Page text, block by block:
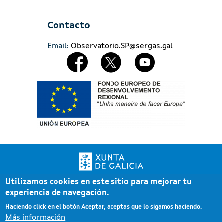
Contacto
Email: Observatorio.SP@sergas.gal
Redes Sociales
Xunta de Galicia. Información mantenida y publicada por la Xunta de Galicia
Pé Atención a la ciudadanía
Accesibilidad
Utilizamos cookies en este sitio para mejorar tu
experiencia de navegación.
Haciendo click en el botón Aceptar, aceptas que lo sigamos haciendo.
Más información